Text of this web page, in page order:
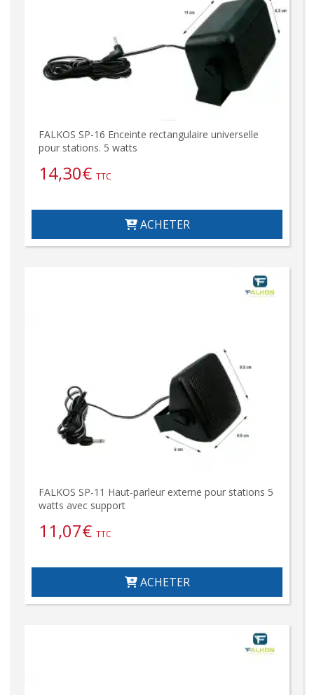
FALKOS SP-16 Enceinte rectangulaire universelle
pour stations. 5 watts
14,30€ TTC
ACHETER
FALKOS SP-11 Haut-parleur externe pour stations 5
watts avec support
11,07€ TTC
ACHETER